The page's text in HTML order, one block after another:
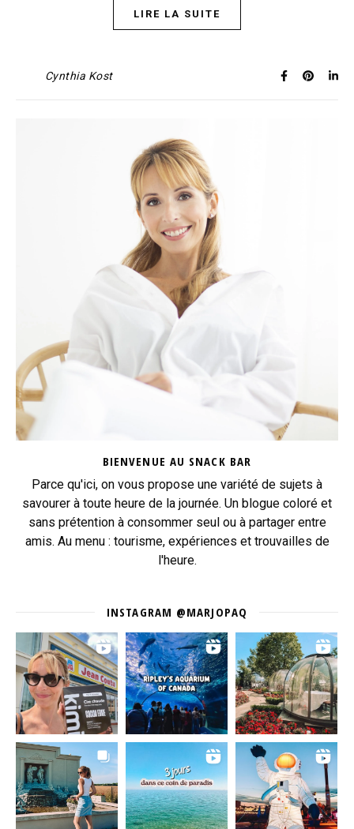
LIRE LA SUITE
Cynthia Kost
BIENVENUE AU SNACK BAR
Parce qu'ici, on vous propose une variété de sujets à
savourer à toute heure de la journée. Un blogue coloré et
sans prétention à consommer seul ou à partager entre
amis. Au menu : tourisme, expériences et trouvailles de
l'heure.
INSTAGRAM @MARJOPAQ